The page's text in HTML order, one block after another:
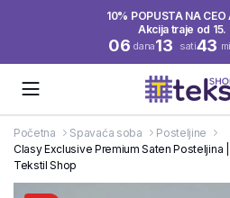
10% POPUSTA NA
Akcija traje od 15.
06 dana13 sati43
Početna Spavaća soba
Posteljine
Clasy Exclusive Premium Saten Posteljina
Tekstil Shop